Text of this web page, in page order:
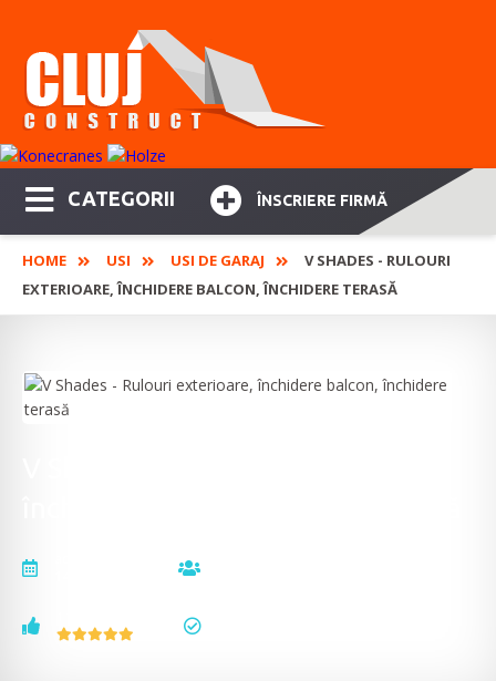
CATEGORII ÎNSCRIERE FIRMĂ
HOME USI USI DE GARAJ
V SHADES - RULOURI
EXTERIOARE, ÎNCHIDERE BALCON, ÎNCHIDERE TERASĂ